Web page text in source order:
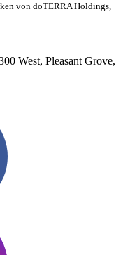
von doTERRA Holdings,
West, Pleasant Grove,